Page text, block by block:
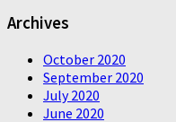
Archives
October 2020
September 2020
July 2020
June 2020